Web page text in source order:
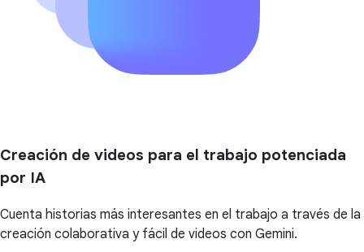
Creación de videos para el trabajo potenciada
por IA
Cuenta historias más interesantes en el trabajo a través de la
creación colaborativa y fácil de videos con Gemini.